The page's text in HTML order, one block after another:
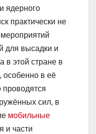
ядерного
практически не
для высадки и
в этой стране в
особенно в её
проводятся
сил, в
мобильные
и части